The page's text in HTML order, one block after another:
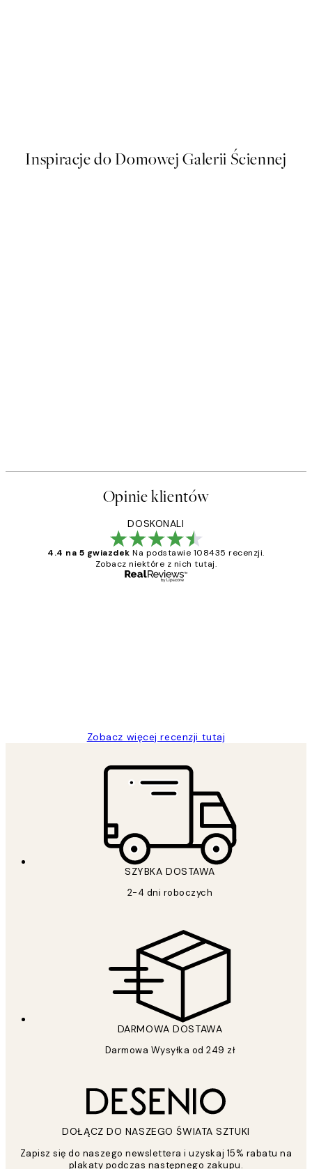
Inspiracje do Domowej Galerii Ściennej
Opinie klientów
DOSKONALI
4.4 na 5 gwiazdek Na podstawie 108435 recenzji.
Zobacz niektóre z nich tutaj.
Zobacz więcej recenzji tutaj
SZYBKA DOSTAWA
2-4 dni roboczych
DARMOWA DOSTAWA
Darmowa Wysyłka od 249 zł
DOŁĄCZ DO NASZEGO ŚWIATA SZTUKI
Zapisz się do naszego newslettera i uzyskaj 15% rabatu na
plakaty podczas następnego zakupu.